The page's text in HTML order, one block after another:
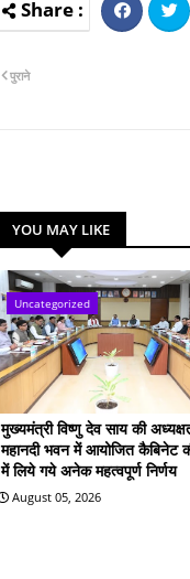
पुराने
YOU MAY LIKE
Uncategorized
मुख्यमंत्री विष्णु देव साय की
महानदी भवन में आयोजित कैबिनेट
में लिये गये अनेक महत्वपूर्ण निर्णय
August 05, 2026